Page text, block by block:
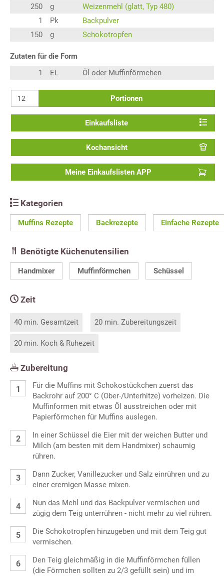
250
g
Weizenmehl (glatt, Typ 480)
1
Pk
Backpulver
150
g Schokotropfen
Zutaten für die Form
1
EL Öl oder Muffinförmchen
Portionen
Einkaufsliste
Kochansicht
Meine Einkaufslisten APP
Kategorien
Muffins Rezepte Backrezepte Einfache Rezepte
Benötigte Küchenutensilien
Handmixer Muffinförmchen Schüssel
Zeit
40 min. Gesamtzeit 20 min. Zubereitungszeit
20 min. Koch & Ruhezeit
Zubereitung
Für die Muffins mit Schokostückchen zuerst das
Backrohr auf 200° C (Ober-/Unterhitze) vorheizen. Die
Muffinformen mit etwas Öl ausstreichen oder mit
Papierförmchen für Muffins auslegen.
In einer Schüssel die Eier mit der weichen Butter und
Milch (am besten mit dem Handmixer) schaumig
rühren.
Dann Zucker, Vanillezucker und Salz einrühren und zu
einer cremigen Masse mixen.
Nun das Mehl und das Backpulver vermischen und
zügig dem Teig unterrühren - nicht mehr zu viel rühren.
Die Schokotropfen hinzugeben und mit dem Teig gut
vermischen.
Den Teig gleichmäßig in die Muffinförmchen füllen
(die Förmchen sollten zu 2/3 gefüllt sein) und im